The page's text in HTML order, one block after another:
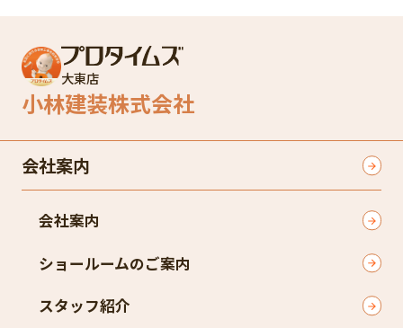
大東店
小林建装株式会社
会社案内
会社案内
ショールームのご案内
スタッフ紹介